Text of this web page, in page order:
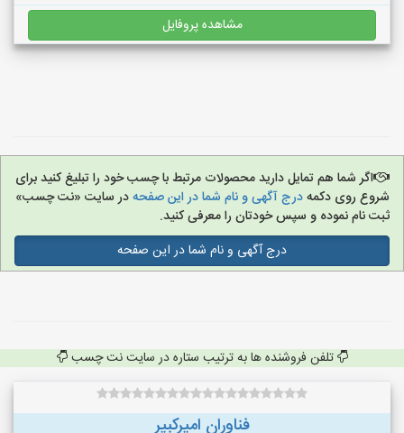
مشاهده پروفایل
اگر شما هم تمایل دارید محصولات مرتبط با چسب خود را تبلیغ کنید برای
شروع روی دکمهدرج آگهی و نام شما در این صفحهدر سایت «نت چسب»
ثبت نام نموده و سپس خودتان را معرفی کنید.
درج آگهی و نام شما در این صفحه
تلفن فروشنده ها به ترتیب ستاره در سایت نت چسب
فناوران امیرکبیر